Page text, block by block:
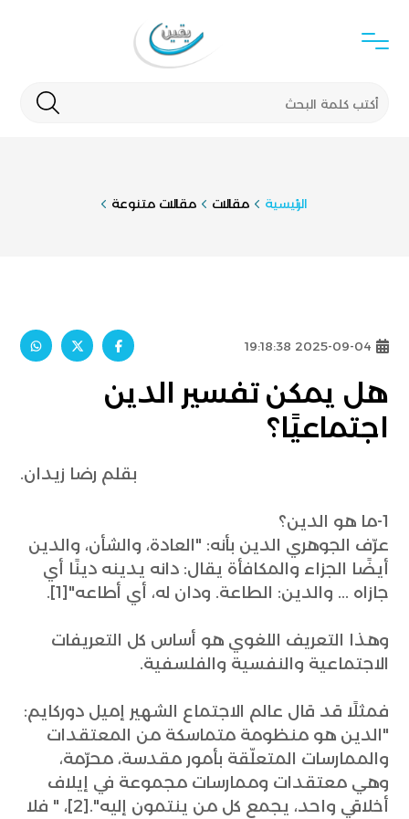
الرئيسية مقالات مقالات متنوعة
2025-09-04 19:18:38
هل يمكن تفسير الدين
اجتماعيًا؟
بقلم رضا زيدان.
1-ما هو الدين؟
عرّف الجوهري الدين بأنه: "العادة، والشأن، والدين
أيضًا الجزاء والمكافأة يقال: دانه يدينه دينًا أي
جازاه ... والدين: الطاعة. ودان له، أي أطاعه"[1].
وهذا التعريف اللغوي هو أساس كل التعريفات
الاجتماعية والنفسية والفلسفية.
فمثلًا قد قال عالم الاجتماع الشهير إميل دوركايم:
"الدين هو منظومة متماسكة من المعتقدات
والممارسات المتعلّقة بأمور مقدسة، محرّمة،
وهي معتقدات وممارسات مجموعة في إيلاف
أخلاقي واحد، يجمع كل من ينتمون إليه".[2]، " فلا